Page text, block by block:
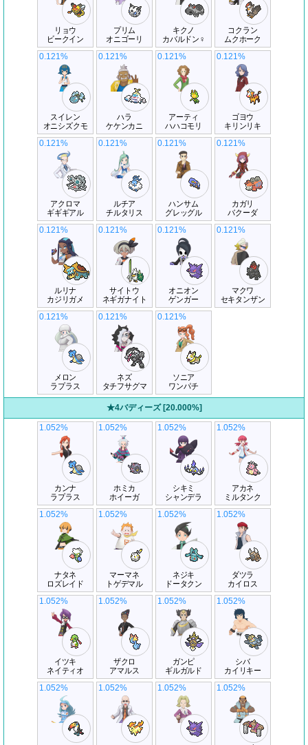
リョウ
ビークイン
プリム
オニゴーリ
キクノ
カバルドン♀
コクラン
ムクホーク
スイレン
オニシズクモ
0.121%
ハラ
ケケンカニ
0.121%
アーティ
ハハコモリ
0.121%
ゴヨウ
キリンリキ
0.121%
アクロマ
ギギギアル
0.121%
ルチア
チルタリス
0.121%
ハンサム
グレッグル
0.121%
カガリ
バクーダ
0.121%
ルリナ
カジリガメ
0.121%
サイトウ
ネギガナイト
0.121%
オニオン
ゲンガー
0.121%
マクワ
セキタンザン
0.121%
メロン
ラプラス
0.121%
ネズ
タチフサグマ
0.121%
ソニア
ワンパチ
0.121%
★4バディーズ [20.000%]
カンナ
ラプラス
1.052%
ホミカ
ホイーガ
1.052%
シキミ
シャンデラ
1.052%
アカネ
ミルタンク
1.052%
ナタネ
ロズレイド
1.052%
マーマネ
トゲデマル
1.052%
ネジキ
ドータクン
1.052%
ダツラ
カイロス
1.052%
イツキ
ネイティオ
1.052%
ザクロ
アマルス
1.052%
ガンピ
ギルガルド
1.052%
シバ
カイリキー
1.052%
1.052% 1.052% 1.052% 1.052%